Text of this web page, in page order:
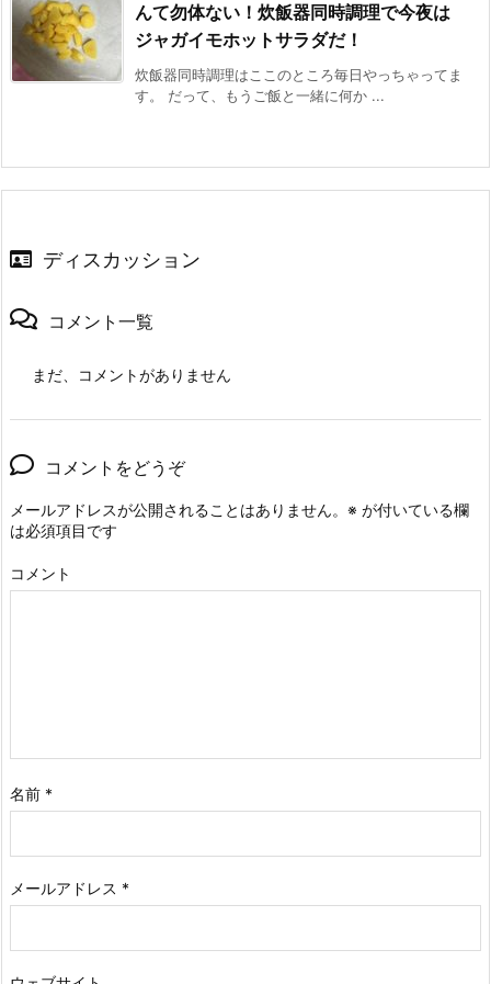
んて勿体ない！炊飯器同時調理で今夜は
ジャガイモホットサラダだ！
炊飯器同時調理はここのところ毎日やっちゃってま
す。 だって、もうご飯と一緒に何か ...
ディスカッション
コメント一覧
まだ、コメントがありません
コメントをどうぞ
メールアドレスが公開されることはありません。 ※ が付いている欄
は必須項目です
コメント
名前 *
メールアドレス *